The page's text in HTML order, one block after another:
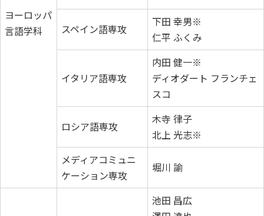
ヨーロッパ
言語学科
スペイン語専攻
下田 幸男※
仁平 ふくみ
イタリア語専攻
内田 健一※
ディオダート フランチェ
スコ
ロシア語専攻
木寺 律子
北上 光志※
メディアコミュニ
ケーション専攻
堀川 諭
池田 昌広